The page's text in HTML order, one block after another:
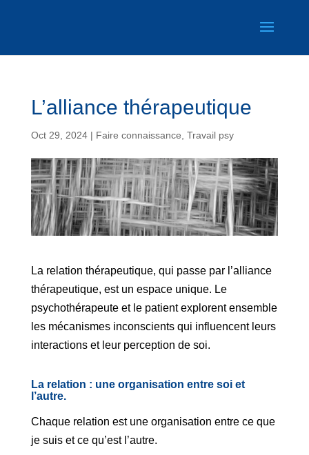
L’alliance thérapeutique
Oct 29, 2024| Faire connaissance Travail psy
La relation thérapeutique, qui passe par l’alliance
thérapeutique, est un espace unique. Le
psychothérapeute et le patient explorent ensemble
les mécanismes inconscients qui influencent leurs
interactions et leur perception de soi.
La relation : une organisation entre soi et
l’autre.
Chaque relation est une organisation entre ce que
je suis et ce qu’est l’autre.